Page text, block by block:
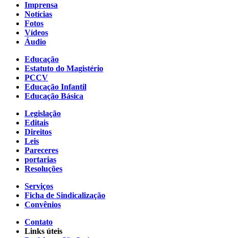
Imprensa
Notícias
Fotos
Vídeos
Áudio
Educação
Estatuto do Magistério
PCCV
Educação Infantil
Educação Básica
Legislação
Editais
Direitos
Leis
Pareceres
portarias
Resoluções
Serviços
Ficha de Sindicalização
Convênios
Contato
Links úteis